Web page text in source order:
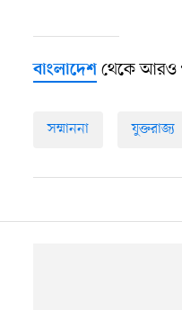
বাংলাদেশ থেকে আরও
সম্মাননা যুক্তরাজ্য